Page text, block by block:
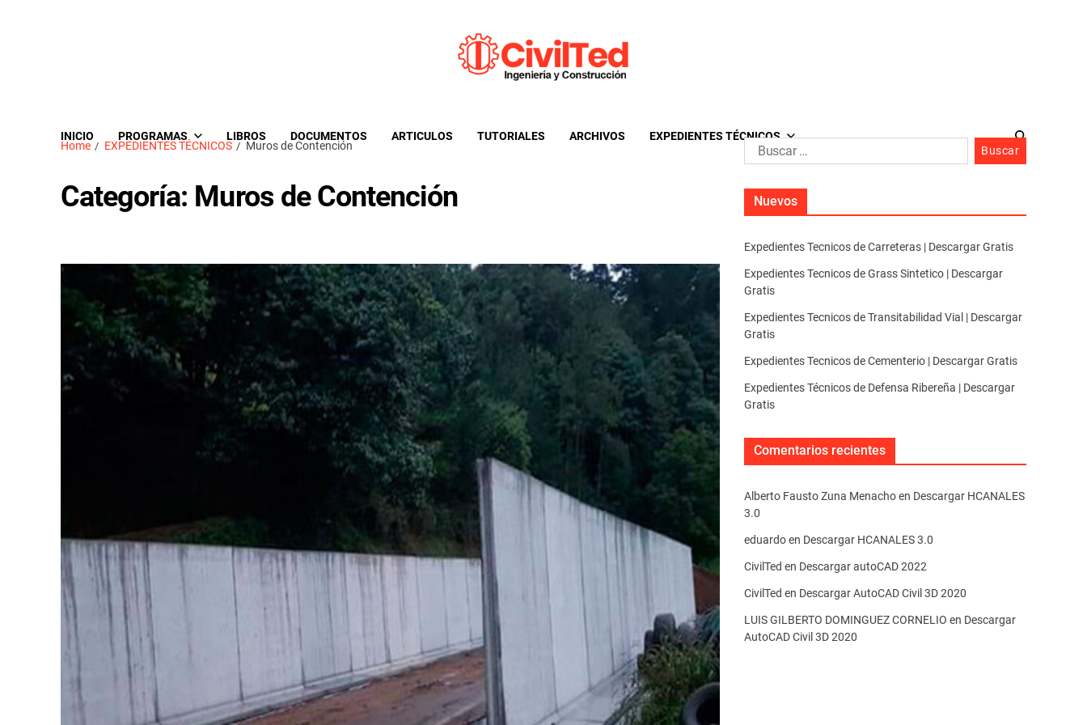
INICIO PROGRAMAS LIBROS DOCUMENTOS ARTICULOS TUTORIALES ARCHIVOS EXPEDIENTES TÉCNICOS
Home EXPEDIENTES TÉCNICOS Muros de Contención
Categoría: Muros de Contención Nuevos
Expedientes Tecnicos de Carreteras | Descargar Gratis
Expedientes Tecnicos de Grass Sintetico | Descargar
Gratis
Expedientes Tecnicos de Transitabilidad Vial | Descargar
Gratis
Expedientes Tecnicos de Cementerio | Descargar Gratis
Expedientes Técnicos de Defensa Ribereña | Descargar
Gratis
Comentarios recientes
Alberto Fausto Zuna Menachoen Descargar HCANALES
3.0
eduardoen Descargar HCANALES 3.0
CivilTed en Descargar autoCAD 2022
CivilTed en Descargar AutoCAD Civil 3D 2020
LUIS GILBERTO DOMINGUEZ CORNELIO en Descargar
AutoCAD Civil 3D 2020